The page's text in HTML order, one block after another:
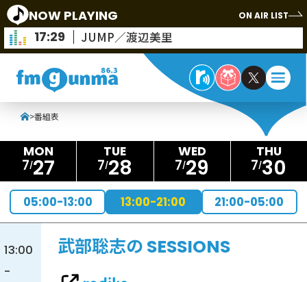
NOW PLAYING ON AIR LIST
17:29 JUMP／渡辺美里
>番組表
7 27 7 28 7 29 7 30
05:00-13:00 13:00-21:00 21:00-05:00
13:00
-
武部聡志の SESSIONS